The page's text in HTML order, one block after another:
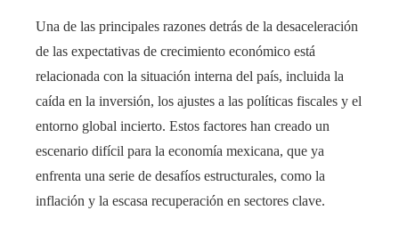
Una de las principales razones detrás de la desaceleración
de las expectativas de crecimiento económico está
relacionada con la situación interna del país, incluida la
caída en la inversión, los ajustes a las políticas fiscales y el
entorno global incierto. Estos factores han creado un
escenario difícil para la economía mexicana, que ya
enfrenta una serie de desafíos estructurales, como la
inflación y la escasa recuperación en sectores clave.